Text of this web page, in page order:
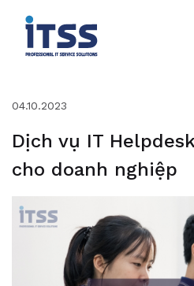
04.10.2023
Dịch vụ IT
cho doanh nghiệp